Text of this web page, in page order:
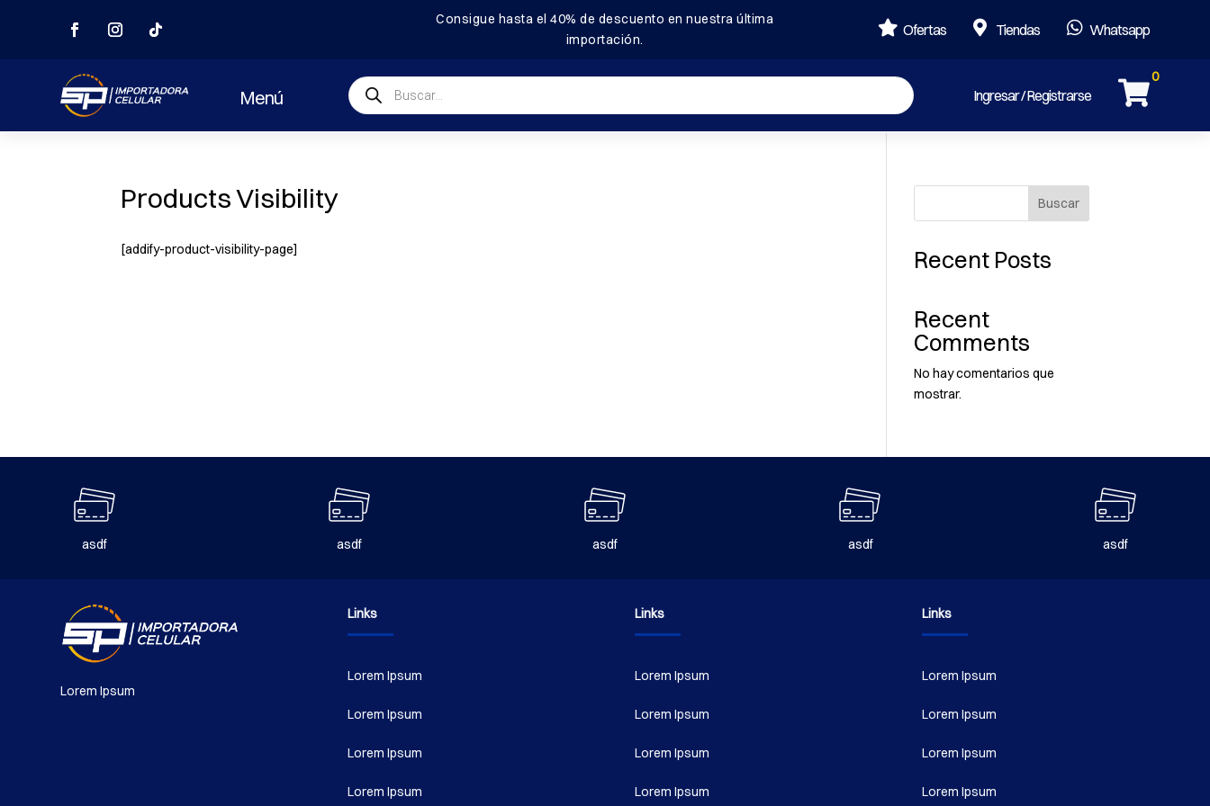
Consigue hasta el40% de descuento en nuestra última
importación.
 Ofertas  Tiendas  Whatsapp
Menú
Búsqueda
de
productos
Ingresar / Registrarse 
0
Products Visibility
[addify-product-visibility-page]
Buscar
Recent Posts
Recent
Comments
No hay comentarios que
mostrar.
asdf asdf asdf asdf asdf
Lorem Ipsum
Links
Lorem Ipsum
Lorem Ipsum
Lorem Ipsum
Lorem Ipsum
Links
Lorem Ipsum
Lorem Ipsum
Lorem Ipsum
Lorem Ipsum
Links
Lorem Ipsum
Lorem Ipsum
Lorem Ipsum
Lorem Ipsum